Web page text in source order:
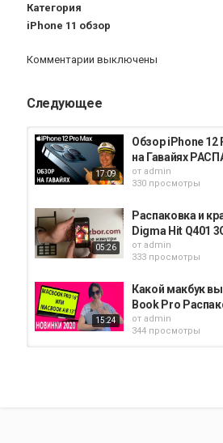
Категория
iPhone 11 обзор
Комментарии выключены
Следующее
17:09
Обзор iPhone 12
на Гавайях
от admin
330 просмотры
05:26
Распаковка и
Digma Hit Q401
от admin
333 просмотры
15:24
Какой макбук
Book Pro
от admin
344 просмотры